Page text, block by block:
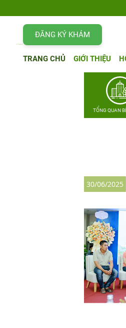
ĐĂNG KÝ KHÁM
TRANG CHỦ GIỚI THIỆU
TỔNG QUAN
30/06/2025